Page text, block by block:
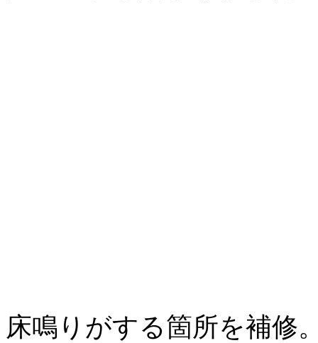
床鳴りがする箇所を補修